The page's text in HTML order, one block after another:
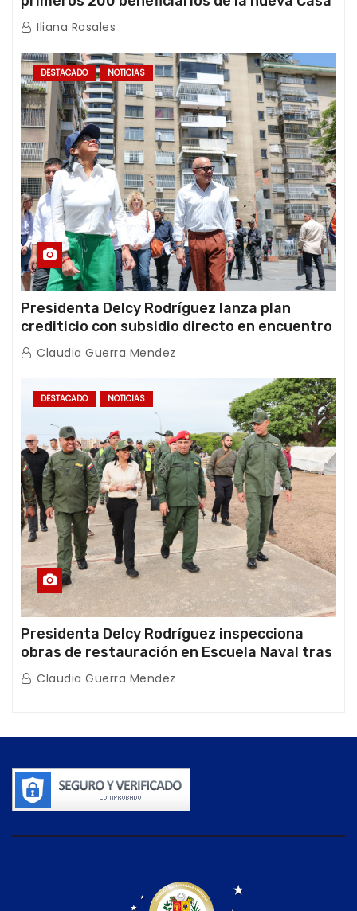
de los Abuelos “La Primavera” en Caracas
Iliana Rosales
DESTACADO NOTICIAS
Presidenta Delcy Rodríguez lanza plan
crediticio con subsidio directo en encuentro
con Juntas de Condominio
Claudia Guerra Mendez
DESTACADO NOTICIAS
Presidenta Delcy Rodríguez inspecciona
obras de restauración en Escuela Naval tras
afectaciones sísmicas en La Guaira
Claudia Guerra Mendez